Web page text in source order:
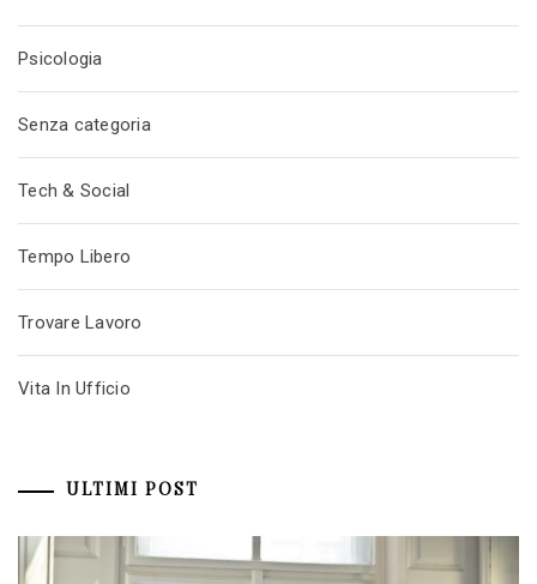
Psicologia
Senza categoria
Tech & Social
Tempo Libero
Trovare Lavoro
Vita In Ufficio
ULTIMI POST